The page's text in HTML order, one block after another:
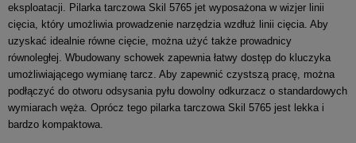
eksploatacji. Pilarka tarczowa Skil 5765 jet wyposażona w wizjer linii
cięcia, który umożliwia prowadzenie narzędzia wzdłuż linii cięcia. Aby
uzyskać idealnie równe cięcie, można użyć także prowadnicy
równoległej. Wbudowany schowek zapewnia łatwy dostęp do kluczyka
umożliwiającego wymianę tarcz. Aby zapewnić czystszą pracę, można
podłączyć do otworu odsysania pyłu dowolny odkurzacz o standardowych
wymiarach węża. Oprócz tego pilarka tarczowa Skil 5765 jest lekka i
bardzo kompaktowa.